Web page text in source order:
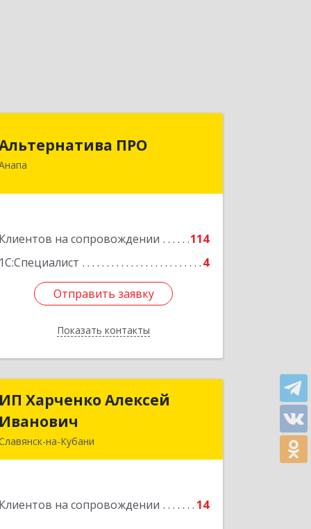
ПРО
Клиентов на сопровождении
114
1С:Специалист
4
Отправить заявку
Показать контакты
Подробнее
Отправить заявку
Назад
ИП Харченко Алексей
Иванович
на-Кубани
Клиентов на сопровождении 14
ИП Харченко Алексей
Подробнее